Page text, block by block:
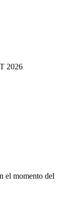
2026
el momento del